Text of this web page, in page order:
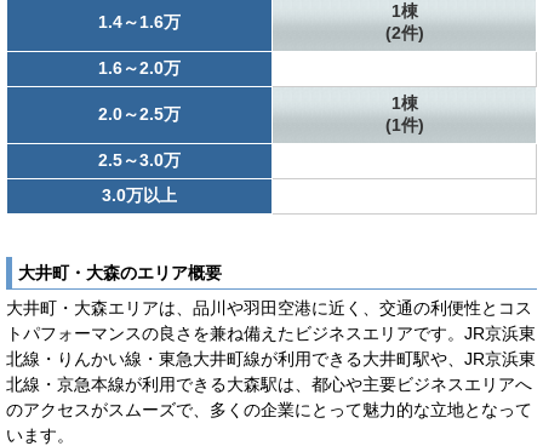
1.4～1.6万
1棟
(2件)
1.6～2.0万
2.0～2.5万
1棟
(1件)
2.5～3.0万
3.0万以上
大井町・大森のエリア概要
大井町・大森エリアは、品川や羽田空港に近く、交通の利便性とコス
トパフォーマンスの良さを兼ね備えたビジネスエリアです。JR京浜東
北線・りんかい線・東急大井町線が利用できる大井町駅や、JR京浜東
北線・京急本線が利用できる大森駅は、都心や主要ビジネスエリアへ
のアクセスがスムーズで、多くの企業にとって魅力的な立地となって
います。